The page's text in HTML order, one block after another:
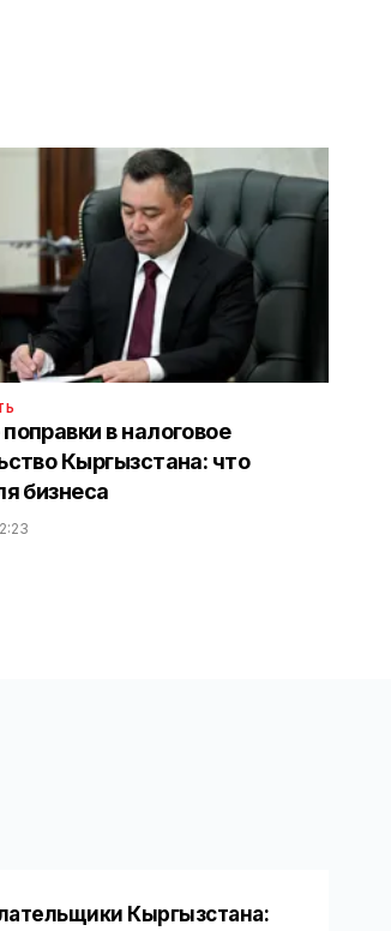
в налоговое
Кыргызстана: что
бизнеса
Кыргызстана: